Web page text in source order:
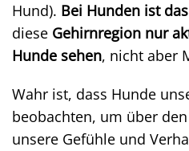
Hund). Bei Hunden ist
diese Gehirnregion nur
Hunde sehen, nicht aber
Wahr ist, dass Hunde
beobachten, um über
unsere Gefühle und